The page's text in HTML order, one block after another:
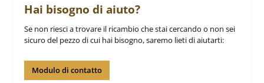
Hai bisogno di aiuto?
Se non riesci a trovare il ricambio che stai cercando o non sei
sicuro del pezzo di cui hai bisogno, saremo lieti di aiutarti:
Modulo di contatto